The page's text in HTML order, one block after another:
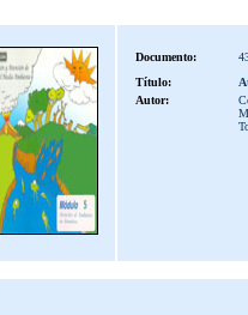
Documento:
Título:
Autor: